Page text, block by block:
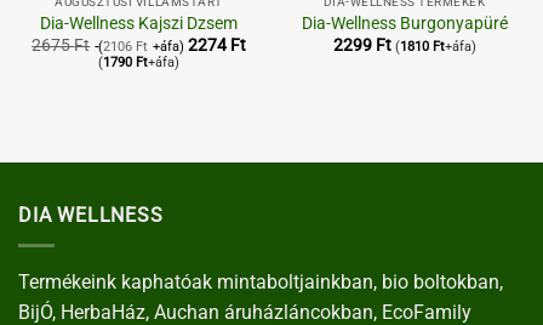
Dia-Wellness Kajszi Dzsem
2675Ft (2106 Ft +áfa) 2274Ft
(1790 Ft+áfa)
Dia-Wellness Burgonyapüré
2299 Ft (1810 Ft+áfa)
DIA WELLNESS
Termékeink kaphatóak mintaboltjainkban, bio boltokban,
BijÓ, HerbaHáz, Auchan áruházláncokban, EcoFamily